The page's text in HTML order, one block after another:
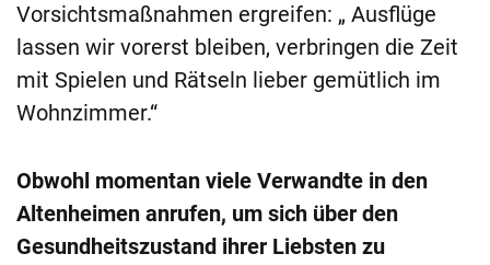
Vorsichtsmaßnahmen ergreifen: „ Ausflüge
lassen wir vorerst bleiben, verbringen die Zeit
mit Spielen und Rätseln lieber gemütlich im
Wohnzimmer.“
Obwohl momentan viele Verwandte in den
Altenheimen anrufen, um sich über den
Gesundheitszustand ihrer Liebsten zu